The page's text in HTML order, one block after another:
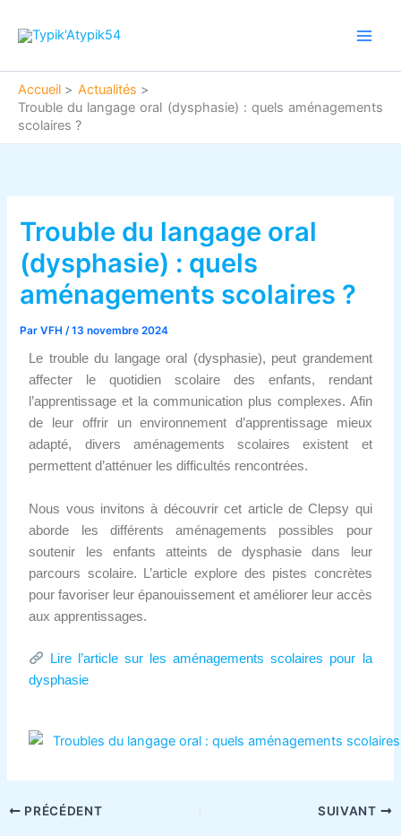
Accueil
Actualités
Trouble du langage oral (dysphasie) : quels aménagements
scolaires ?
Trouble du langage oral
(dysphasie) : quels
aménagements scolaires ?
ParVFH/13 novembre 2024
Le trouble du langage oral (dysphasie), peut grandement
affecter le quotidien scolaire des enfants, rendant
l’apprentissage et la communication plus complexes. Afin
de leur offrir un environnement d’apprentissage mieux
adapté, divers aménagements scolaires existent et
permettent d’atténuer les difficultés rencontrées.
Nous vous invitons à découvrir cet article de Clepsy qui
aborde les différents aménagements possibles pour
soutenir les enfants atteints de dysphasie dans leur
parcours scolaire. L’article explore des pistes concrètes
pour favoriser leur épanouissement et améliorer leur accès
aux apprentissages.
Lire l’article sur les aménagements scolaires pour la
dysphasie
PRÉCÉDENT SUIVANT